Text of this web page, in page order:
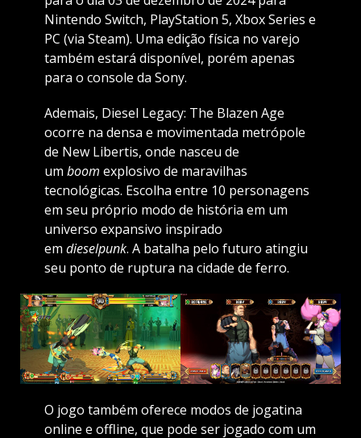
Nintendo Switch, PlayStation 5, Xbox Series e
PC (via Steam). Uma edição física no varejo
também estará disponível, porém apenas
para o console da Sony.
Ademais, Diesel Legacy: The Blazen Age
ocorre na densa e movimentada metrópole
de New Libertis, onde nasceu de
um boom explosivo de maravilhas
tecnológicas. Escolha entre 10 personagens
em seu próprio modo de história em um
universo expansivo inspirado
em dieselpunk. A batalha pelo futuro atingiu
seu ponto de ruptura na cidade de ferro.
O jogo também oferece modos de jogatina
online e offline, que pode ser jogado com um